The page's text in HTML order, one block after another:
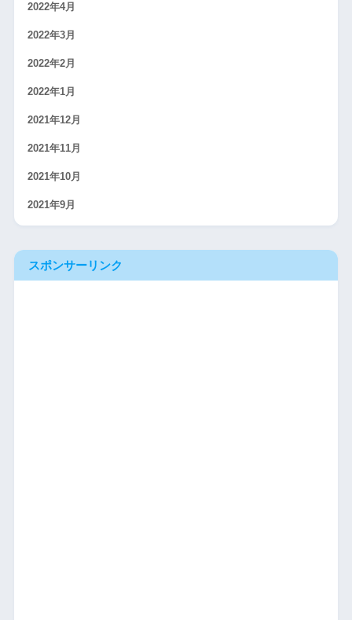
2022年4月
2022年3月
2022年2月
2022年1月
2021年12月
2021年11月
2021年10月
2021年9月
スポンサーリンク